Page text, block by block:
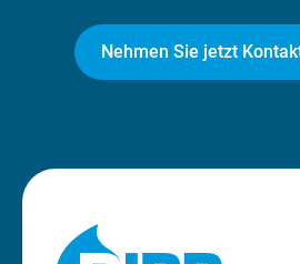
Nehmen Sie jetzt